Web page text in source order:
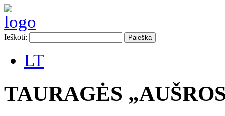
Ieškoti:
LT
TAURAGĖS